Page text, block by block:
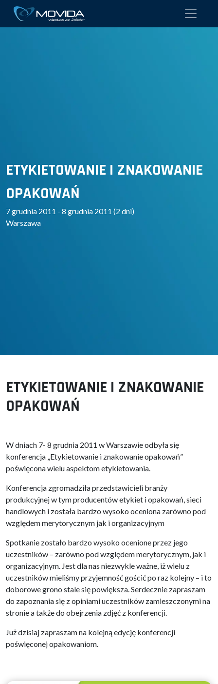
ETYKIETOWANIE I ZNAKOWANIE
OPAKOWAŃ
7 grudnia 2011 - 8 grudnia 2011 (2 dni)
Warszawa
ETYKIETOWANIE I ZNAKOWANIE
OPAKOWAŃ
W dniach 7- 8 grudnia 2011 w Warszawie odbyła się
konferencja „Etykietowanie i znakowanie opakowań”
poświęcona wielu aspektom etykietowania.
Konferencja zgromadziła przedstawicieli branży
produkcyjnej w tym producentów etykiet i opakowań, sieci
handlowych i została bardzo wysoko oceniona zarówno pod
względem merytorycznym jak i organizacyjnym
Spotkanie zostało bardzo wysoko ocenione przez jego
uczestników – zarówno pod względem merytorycznym, jak i
organizacyjnym. Jest dla nas niezwykle ważne, iż wielu z
uczestników mieliśmy przyjemność gościć po raz kolejny – i to
doborowe grono stale się powiększa. Serdecznie zapraszam
do zapoznania się z opiniami uczestników zamieszczonymi na
stronie a także do obejrzenia zdjęć z konferencji.
Już dzisiaj zapraszam na kolejną edycję konferencji
poświęconej opakowaniom.